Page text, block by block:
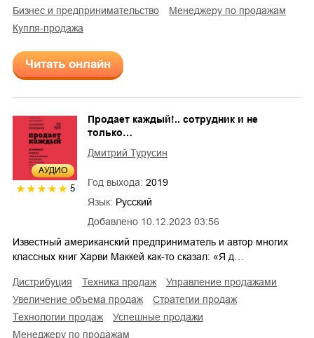
бизнес и предпринимательство
менеджеру по продажам
купля-продажа
Читать онлайн
AУДИО
5
Добавлено 10.12.2023 03:56
Продает каждый!.. сотрудник и не
только…
Дмитрий Турусин
Год выхода: 2019
Язык: Русский
Известный американский предприниматель и автор многих
классных книг Харви Маккей как-то сказал: «Я д…
дистрибуция техника продаж
управление продажами
увеличение объема продаж
стратегии продаж
технологии продаж
успешные продажи
менеджеру по продажам